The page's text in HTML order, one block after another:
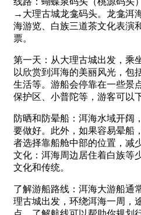
→大理古城龙龛码头。龙龛洱
海游览、白族三道茶文化表演
票。
第一天：从大理古城出发，乘
以欣赏到洱海的美丽风光，包
生活等。游船会停靠在一些景
保护区、小普陀等，游客可以
防晒和防晕船：洱海水域开阔
要做好。此外，如果容易晕船
者选择靠船舱中部的位置，减
文化：洱海周边居住着白族等
文化和传统。
了解游船路线：洱海大游船通
理古城出发，环绕洱海一周，